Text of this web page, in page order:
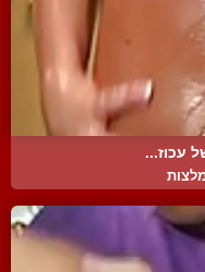
עכוז...